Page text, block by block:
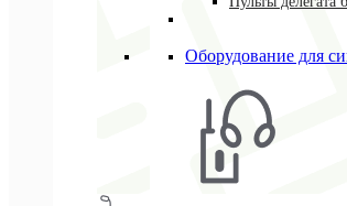
Оборудование для